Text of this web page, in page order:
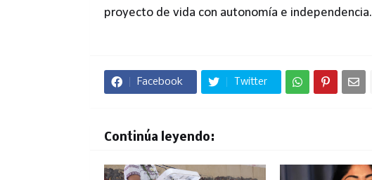
proyecto de vida con autonomía e independencia.
Facebook Twitter
Continúa leyendo: